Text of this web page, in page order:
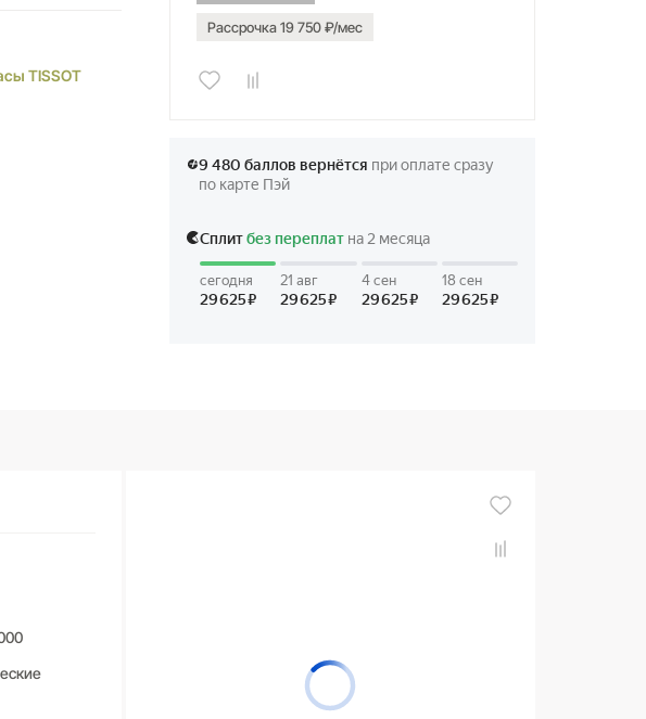
TISSOT
Рассрочка 19 750 ₽/мес